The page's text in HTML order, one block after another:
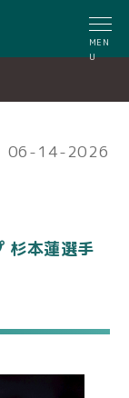
MEN
U
06-14-2026
杉本蓮選手